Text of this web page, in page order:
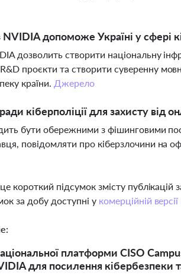
NVIDIA допоможе Україні у сфері
дозволить створити національну
проєкти та створити суверенну
країни. Джерело
кіберполіції для захисту від
бути обережними з фішинговими
повідомляти про кіберзлочини на
короткий підсумок змісту
за добу доступні у комерційній
платформи CISO
для посилення кібербезпеки